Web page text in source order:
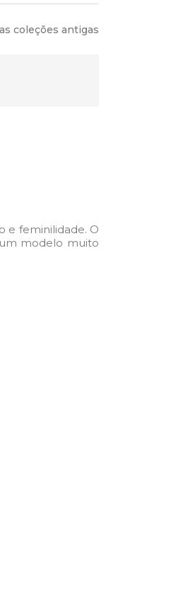
coleções antigas
e feminilidade. O
modelo muito